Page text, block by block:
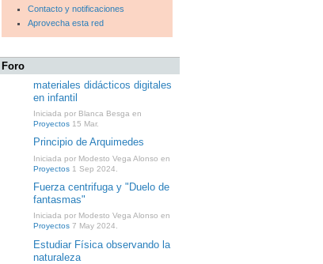
Contacto y notificaciones
Aprovecha esta red
Foro
materiales didácticos digitales
en infantil
Iniciada por Blanca Besga en
Proyectos 15 Mar.
Principio de Arquimedes
Iniciada por Modesto Vega Alonso en
Proyectos 1 Sep 2024.
Fuerza centrifuga y "Duelo de
fantasmas"
Iniciada por Modesto Vega Alonso en
Proyectos 7 May 2024.
Estudiar Física observando la
naturaleza